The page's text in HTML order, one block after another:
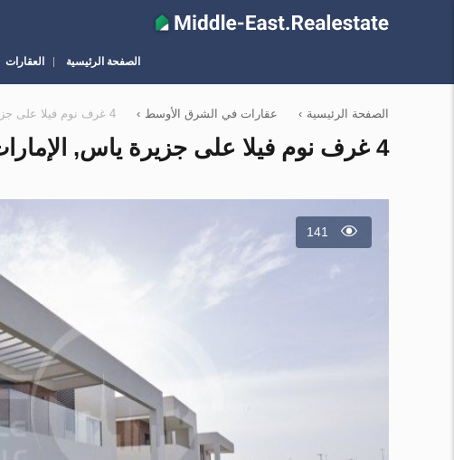
الصفحة الرئيسية العقارات
الصفحة الرئيسية › عقارات في الشرق الأوسط › 4 غرف نوم فيلا على جزيرة ياس, الإمارات العربية المتحدة رقم 12003
4 غرف نوم فيلا على جزيرة ياس, الإمارات العربية المتحدة رقم 12003
141